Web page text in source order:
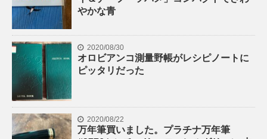
やかな青
2020/08/30
オロビアンコ測量野帳がレシピノートに
ピッタリだった
2020/08/22
万年筆買いました。プラチナ万年筆